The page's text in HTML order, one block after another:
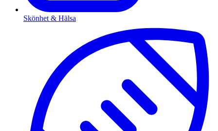
Skönhet & Hälsa